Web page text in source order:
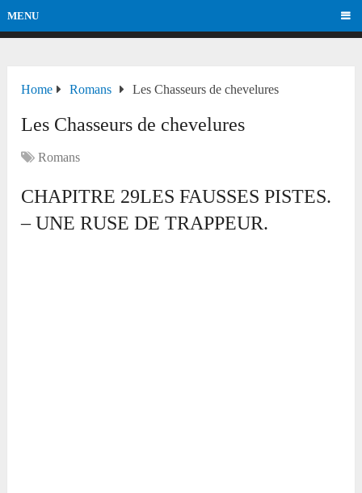
MENU
Home Romans Les Chasseurs de chevelures
Les Chasseurs de chevelures
Romans
CHAPITRE 29LES FAUSSES PISTES.
– UNE RUSE DE TRAPPEUR.